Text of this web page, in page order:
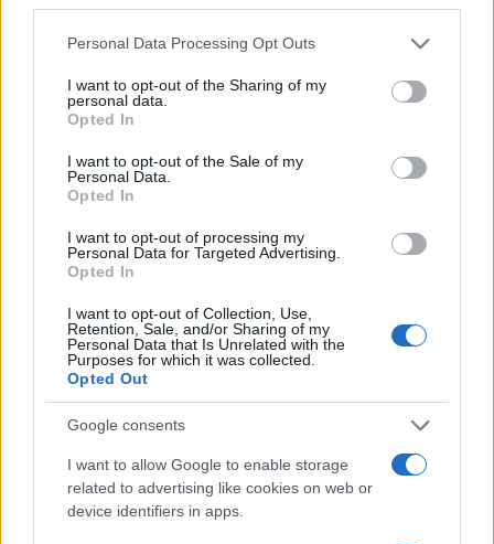
Please note that this website/app uses one or more Google
not limited to your visit or usage behaviour. You may click to
grant or deny consent to Google and its third-party tags to
use your data for below specified purposes in below Google
consent section.
Personal Data Processing Opt Outs
I want to opt-out of the Sharing of my
personal data.
Opted In
I want to opt-out of the Sale of my
Personal Data.
Opted In
I want to opt-out of processing my
Personal Data for Targeted Advertising.
Opted In
I want to opt-out of Collection, Use,
Retention, Sale, and/or Sharing of my
Personal Data that Is Unrelated with the
Purposes for which it was collected.
Opted Out
Google consents
I want to allow Google to enable storage
related to advertising like cookies on web or
device identifiers in apps.
Paolo Pinna
Martina Agostina Diturco
I nostri cari
I nostri cari